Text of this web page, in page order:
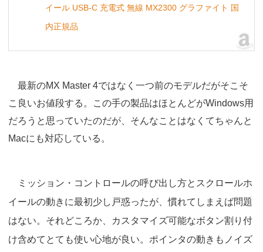
イール USB-C 充電式 無線 MX2300 グラファイト 国
内正規品
最新のMX Master 4ではなく一つ前のモデルだがそこそ
こ良いお値段する。この手の製品はほとんどがWindows用
だろうと思っていたのだが、そんなことはなくてちゃんと
Macにも対応している。
ミッション・コントロールの呼び出し方とスクロールホ
イールの動きに最初少し戸惑ったが、慣れてしまえば問題
はない。それどころか、カスタマイズ可能なボタン割り付
け含めてとても使い心地が良い。ポインタの動きもノイズ